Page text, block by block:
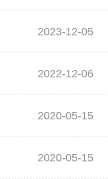
2023-12-05
2022-12-06
2020-05-15
2020-05-15